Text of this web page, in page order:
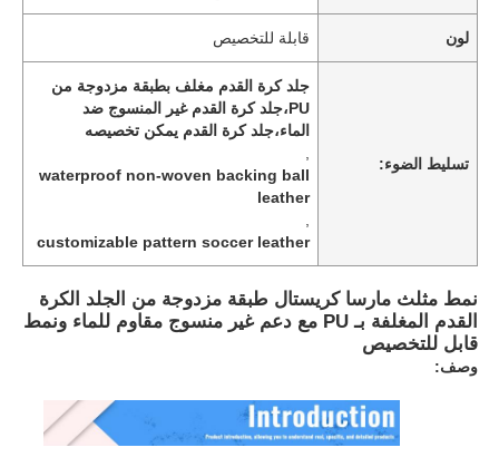
لون قابلة للتخصيص
تسليط الضوء:
جلد كرة القدم مغلف بطبقة مزدوجة من
PU،جلد كرة القدم غير المنسوج ضد
الماء،جلد كرة القدم يمكن تخصيصه
waterproof non-woven backing ball
leather
customizable pattern soccer leather
نمط مثلث مارسا كريستال طبقة مزدوجة من الجلد الكرة
القدم المغلفة بـ PU مع دعم غير منسوج مقاوم للماء ونمط
قابل للتخصيص
وصف: